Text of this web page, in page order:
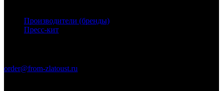
Производители (бренды)
Пресс-кит
order@from-zlatoust.ru